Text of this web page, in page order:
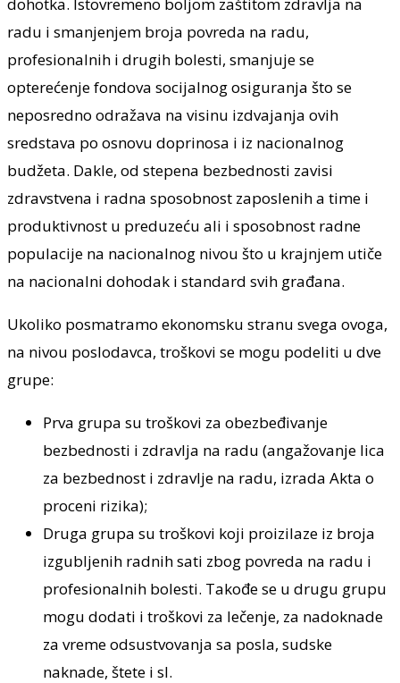
radu i smanjenjem broja povreda na radu,
profesionalnih i drugih bolesti, smanjuje se
opterećenje fondova socijalnog osiguranja što se
neposredno odražava na visinu izdvajanja ovih
sredstava po osnovu doprinosa i iz nacionalnog
budžeta. Dakle, od stepena bezbednosti zavisi
zdravstvena i radna sposobnost zaposlenih a time i
produktivnost u preduzeću ali i sposobnost radne
populacije na nacionalnog nivou što u krajnjem utiče
na nacionalni dohodak i standard svih građana.
Ukoliko posmatramo ekonomsku stranu svega ovoga,
na nivou poslodavca, troškovi se mogu podeliti u dve
grupe:
Prva grupa su troškovi za obezbeđivanje
bezbednosti i zdravlja na radu (angažovanje lica
za bezbednost i zdravlje na radu, izrada Akta o
proceni rizika);
Druga grupa su troškovi koji proizilaze iz broja
izgubljenih radnih sati zbog povreda na radu i
profesionalnih bolesti. Takođe se u drugu grupu
mogu dodati i troškovi za lečenje, za nadoknade
za vreme odsustvovanja sa posla, sudske
naknade, štete i sl.